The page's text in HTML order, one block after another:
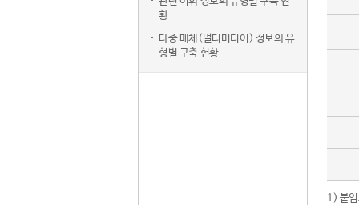
황
다중 매체(멀티미디어) 정보의 유
형별 구축 현황
1) 붙